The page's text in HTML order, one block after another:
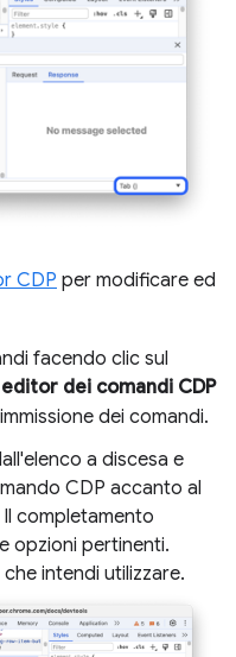
CDP per modificare ed
facendo clic sul
dei comandi CDP
dei comandi.
a discesa e
CDP accanto al
completamento
opzioni pertinenti.
intendi utilizzare.